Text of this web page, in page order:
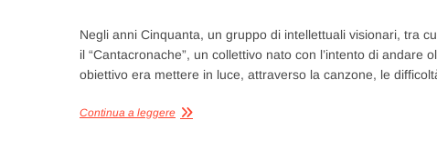
Negli anni Cinquanta, un gruppo di intellettuali visionari, tra
il “Cantacronache”, un collettivo nato con l’intento di
obiettivo era mettere in luce, attraverso la canzone, le
Continua a leggere